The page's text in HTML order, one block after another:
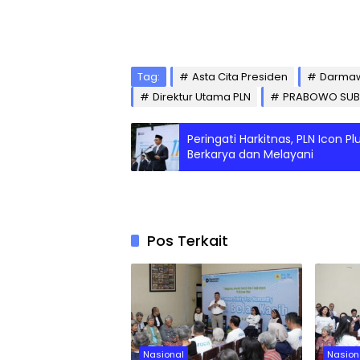
Tag: Asta Cita Presiden
Direktur Utama PLN
PRABOWO
Peringati Harkitnas, PLN Icon
Berkarya dan Melayani
Pos Terkait
Nasional